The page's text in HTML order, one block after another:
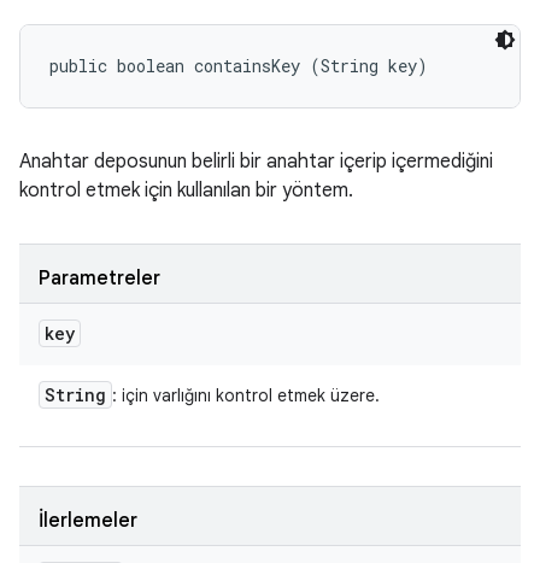
public boolean containsKey (String key)
Anahtar deposunun belirli bir anahtar içerip içermediğini
kontrol etmek için kullanılan bir yöntem.
Parametreler
key
String : için varlığını kontrol etmek üzere.
İlerlemeler